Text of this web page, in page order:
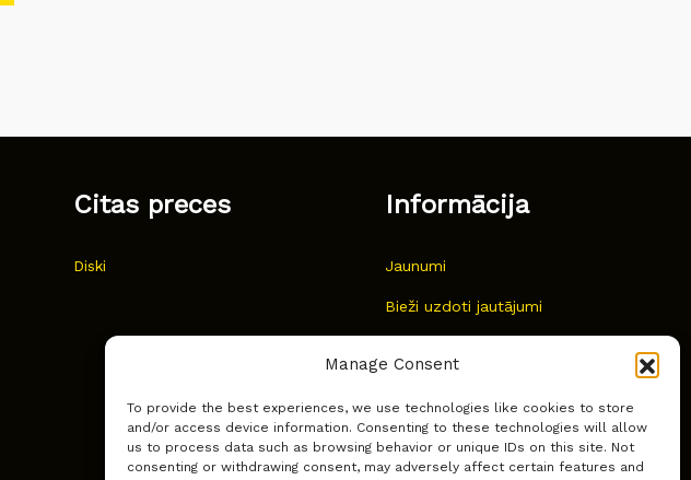
Manage Consent
To provide the best experiences, we use technologies like cookies to store
and/or access device information. Consenting to these technologies will allow
us to process data such as browsing behavior or unique IDs on this site. Not
consenting or withdrawing consent, may adversely affect certain features and
Citas preces
Diski
Informācija
Jaunumi
Bieži uzdoti jautājumi